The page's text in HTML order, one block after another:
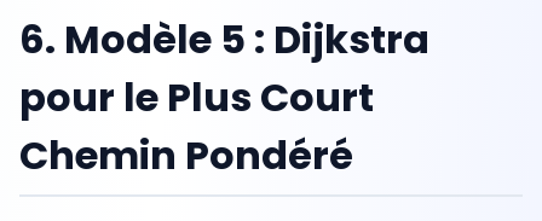
6. Modèle 5 : Dijkstra
pour le Plus Court
Chemin Pondéré